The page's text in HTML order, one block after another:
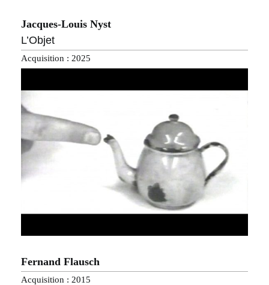
Jacques-Louis Nyst
L’Objet
Acquisition : 2025
Fernand Flausch
Acquisition : 2015